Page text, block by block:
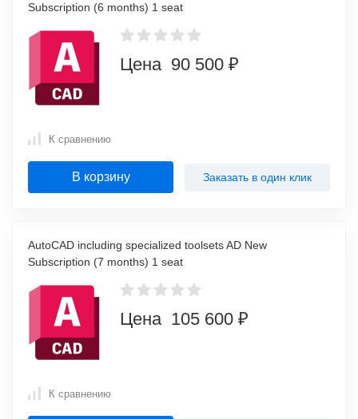
Subscription (6 months) 1 seat
Цена 90 500 ₽
К сравнению
В корзину Заказать в один клик
AutoCAD including specialized toolsets AD New
Subscription (7 months) 1 seat
Цена 105 600 ₽
К сравнению